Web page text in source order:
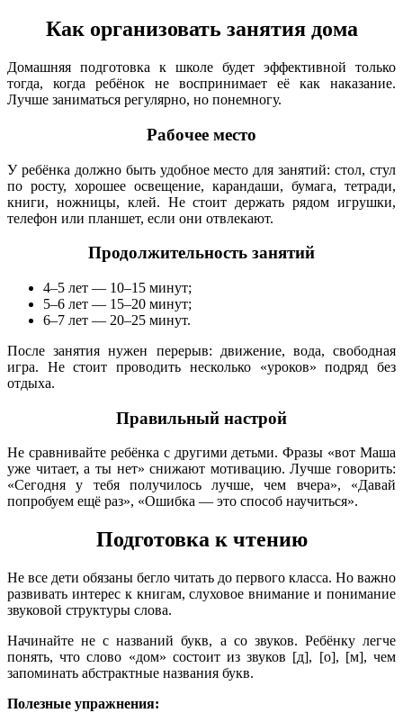
Как организовать занятия дома
Домашняя подготовка к школе будет эффективной только
тогда, когда ребёнок не воспринимает её как наказание.
Лучше заниматься регулярно, но понемногу.
Рабочее место
У ребёнка должно быть удобное место для занятий: стол, стул
по росту, хорошее освещение, карандаши, бумага, тетради,
книги, ножницы, клей. Не стоит держать рядом игрушки,
телефон или планшет, если они отвлекают.
Продолжительность занятий
4–5 лет — 10–15 минут;
5–6 лет — 15–20 минут;
6–7 лет — 20–25 минут.
После занятия нужен перерыв: движение, вода, свободная
игра. Не стоит проводить несколько «уроков» подряд без
отдыха.
Правильный настрой
Не сравнивайте ребёнка с другими детьми. Фразы «вот Маша
уже читает, а ты нет» снижают мотивацию. Лучше говорить:
«Сегодня у тебя получилось лучше, чем вчера», «Давай
попробуем ещё раз», «Ошибка — это способ научиться».
Подготовка к чтению
Не все дети обязаны бегло читать до первого класса. Но важно
развивать интерес к книгам, слуховое внимание и понимание
звуковой структуры слова.
Начинайте не с названий букв, а со звуков. Ребёнку легче
понять, что слово «дом» состоит из звуков [д], [о], [м], чем
запоминать абстрактные названия букв.
Полезные упражнения: